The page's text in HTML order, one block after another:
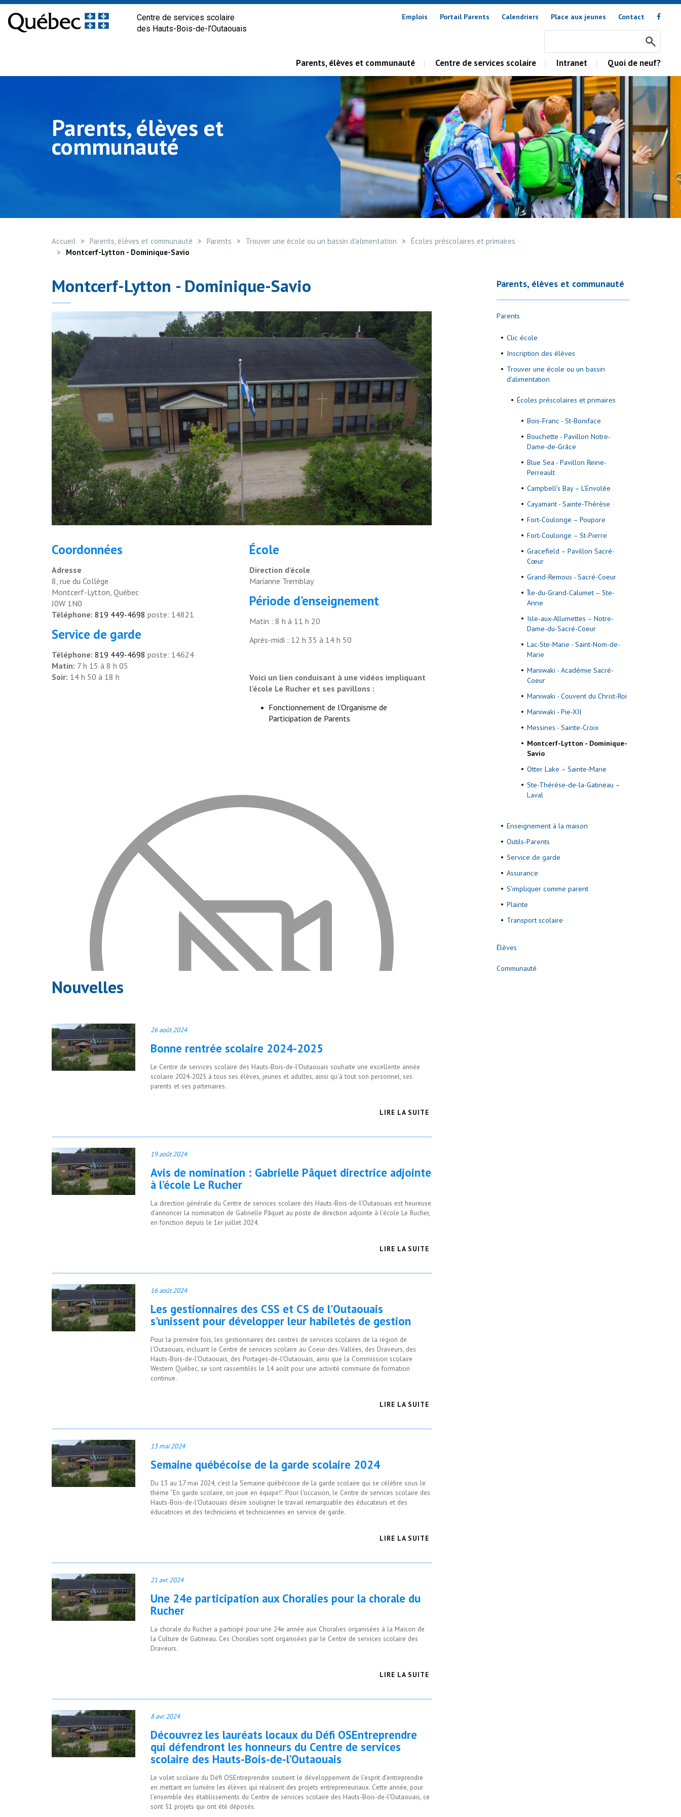
Centre de services scolaire
des Hauts-Bois-de-l’Outaouais
Emplois Portail Parents Calendriers Place aux jeunes Contact
Parents, élèves et communauté Centre de services scolaire Intranet Quoi de neuf?
Parents, élèves et
communauté
Accueil Parents, élèves et communauté Parents Trouver une école ou un bassin d'alimentation
Écoles préscolaires et primaires
Montcerf-Lytton - Dominique-Savio
Montcerf-Lytton - Dominique-Savio
Coordonnées
Adresse
8, rue du Collège
Montcerf-Lytton, Québec
J0W 1N0
Téléphone: 819 449-4698 poste: 14821
Service de garde
Téléphone: 819 449-4698 poste: 14624
Matin: 7 h 15 à 8 h 05
Soir: 14 h 50 à 18 h
École
Direction d'école
Marianne Tremblay
Période d'enseignement
Matin : 8 h à 11 h 20
Après-midi : 12 h 35 à 14 h 50
Voici un lien conduisant à une vidéos impliquant
l'école Le Rucher et ses pavillons :
Fonctionnement de l'Organisme de
Participation de Parents
Nouvelles
26 août 2024
Bonne rentrée scolaire 2024-2025
Le Centre de services scolaire des Hauts-Bois-de-l‘Outaouais souhaite une excellente année
scolaire 2024-2025 à tous ses élèves, jeunes et adultes, ainsi qu’à tout son personnel, ses
parents et ses partenaires.
LIRE LA SUITE
19 août 2024
Avis de nomination : Gabrielle Pâquet directrice adjointe
à l’école Le Rucher
La direction générale du Centre de services scolaire des Hauts-Bois-de-l’Outaouais est heureuse
d’annoncer la nomination de Gabrielle Pâquet au poste de direction adjointe à l’école Le Rucher,
en fonction depuis le 1er juillet 2024.
LIRE LA SUITE
16 août 2024
Les gestionnaires des CSS et CS de l'Outaouais
s'unissent pour développer leur habiletés de gestion
Pour la première fois, les gestionnaires des centres de services scolaires de la région de
l’Outaouais, incluant le Centre de services scolaire au Coeur-des-Vallées, des Draveurs, des
Hauts-Bois-de-l’Outaouais, des Portages-de-l’Outaouais, ainsi que la Commission scolaire
Western Québec, se sont rassemblés le 14 août pour une activité commune de formation
continue.
LIRE LA SUITE
13 mai 2024
Semaine québécoise de la garde scolaire 2024
Du 13 au 17 mai 2024, c'est la Semaine québécoise de la garde scolaire qui se célèbre sous le
thème “En garde scolaire, on joue en équipe!”. Pour l'occasion, le Centre de services scolaire des
Hauts-Bois-de-l'Outaouais désire souligner le travail remarquable des éducateurs et des
éducatrices et des techniciens et techniciennes en service de garde.
LIRE LA SUITE
21 avr. 2024
Une 24e participation aux Choralies pour la chorale du
Rucher
La chorale du Rucher a participé pour une 24e année aux Choralies organisées à la Maison de
la Culture de Gatineau. Ces Choralies sont organisées par le Centre de services scolaire des
Draveurs.
LIRE LA SUITE
8 avr. 2024
Découvrez les lauréats locaux du Défi OSEntreprendre
qui défendront les honneurs du Centre de services
scolaire des Hauts-Bois-de-l’Outaouais
Le volet scolaire du Défi OSEntreprendre soutient le développement de l’esprit d’entreprendre
en mettant en lumière les élèves qui réalisent des projets entrepreneuriaux. Cette année, pour
l’ensemble des établissements du Centre de services scolaire des Hauts-Bois-de-l’Outaouais, ce
sont 51 projets qui ont été déposés.
Parents, élèves et communauté
Parents
Clic école
Inscription des élèves
Trouver une école ou un bassin
d'alimentation
Écoles préscolaires et primaires
Bois-Franc - St-Boniface
Bouchette - Pavillon Notre-
Dame-de-Grâce
Blue Sea - Pavillon Reine-
Perreault
Campbell’s Bay – L’Envolée
Cayamant - Sainte-Thérèse
Fort-Coulonge – Poupore
Fort-Coulonge – St-Pierre
Gracefield – Pavillon Sacré-
Cœur
Grand-Remous - Sacré-Coeur
Île-du-Grand-Calumet – Ste-
Anne
Isle-aux-Allumettes – Notre-
Dame-du-Sacré-Coeur
Lac-Ste-Marie - Saint-Nom-de-
Marie
Maniwaki - Académie Sacré-
Coeur
Maniwaki - Couvent du Christ-Roi
Maniwaki - Pie-XII
Messines - Sainte-Croix
Montcerf-Lytton - Dominique-
Savio
Otter Lake – Sainte-Marie
Ste-Thérèse-de-la-Gatineau –
Laval
Enseignement à la maison
Outils-Parents
Service de garde
Assurance
S'impliquer comme parent
Plainte
Transport scolaire
Élèves
Communauté